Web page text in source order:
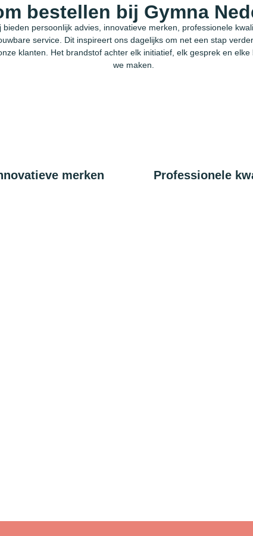
bestellen bij Gymna
bieden persoonlijk advies, innovatieve merken, professionele
service. Dit inspireert ons dagelijks om net een stap
klanten. Het brandstof achter elk initiatief, elk gesprek en elke
we maken.
merken Professionele